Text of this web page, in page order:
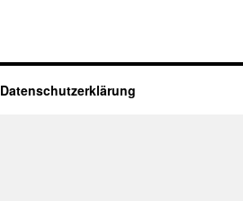
Datenschutz­erklärung